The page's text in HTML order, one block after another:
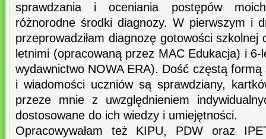
sprawdzania i oceniania postępów
różnorodne środki diagnozy. W pierwszym i
przeprowadziłam diagnozę gotowości
letnimi (opracowaną przez MAC Edukacja) i
wydawnictwo NOWA ERA). Dość częstą
i wiadomości uczniów są sprawdziany,
przeze mnie z uwzględnieniem
dostosowane do ich wiedzy i umiejętności.
Opracowywałam też KIPU, PDW oraz